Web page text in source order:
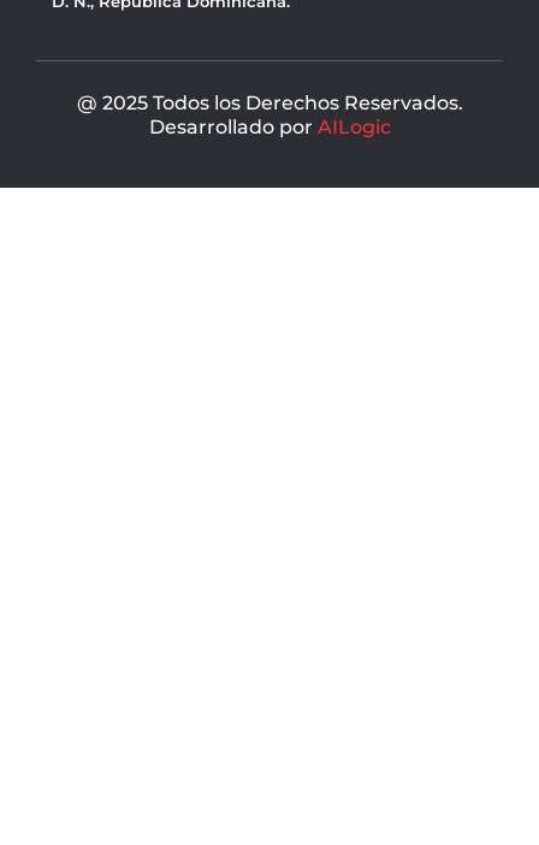
@ 2025 Todos los Derechos Reservados.
Desarrollado por AILogic